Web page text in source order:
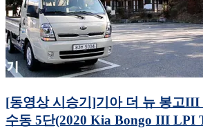
[동영상 시승기]기아 더 뉴 봉고
수동 5단(2020 Kia Bongo III LPI